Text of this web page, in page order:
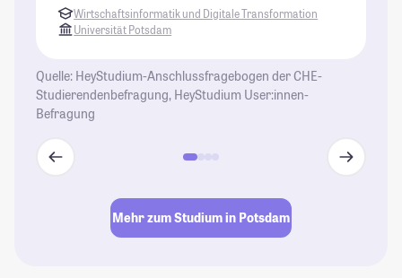
Wirtschaftsinformatik und Digitale Transformation
Universität Potsdam
Quelle: HeyStudium-Anschlussfragebogen der CHE-
Studierendenbefragung, HeyStudium User:innen-
Befragung
Mehr zum Studium in Potsdam